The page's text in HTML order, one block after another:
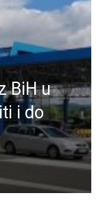
BiH u
i do